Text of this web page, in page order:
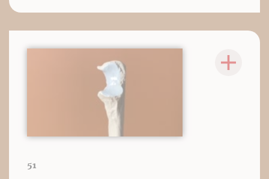
51